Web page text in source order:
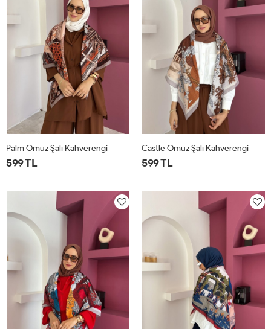
Palm Omuz Şalı Kahverengi
599 TL
Castle Omuz Şalı Kahverengi
599 TL